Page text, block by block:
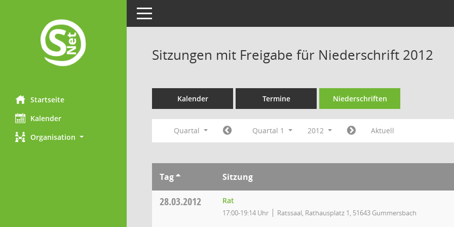
Startseite
Kalender
Organisation
Toggle navigation
Sitzungen mit Freigabe für Niederschrift 2012
Kalender Termine Niederschriften
Quartal Quartal 1 2012 Aktuell
Tag Sitzung
28.03.2012 Rat
17:00-19:14 Uhr Ratssaal, Rathausplatz 1, 51643 Gummersbach